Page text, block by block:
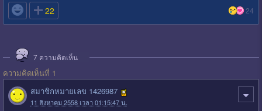
 22 24
7 ความคิดเห็น
ความคิดเห็นที่ 1
สมาชิกหมายเลข 1426987
11 สิงหาคม 2558 เวลา 01:15:47 น.